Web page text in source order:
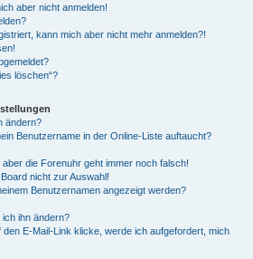
aber nicht anmelden!
kann mich aber nicht mehr anmelden?!
löschen“?
ändern?
Benutzername in der Online-Liste auftaucht?
die Forenuhr geht immer noch falsch!
nicht zur Auswahl!
Benutzernamen angezeigt werden?
ihn ändern?
E-Mail-Link klicke, werde ich aufgefordert, mich